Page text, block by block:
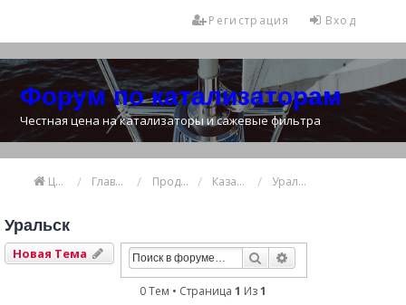
Вход
Регистрация
Форум по катализаторам
Честная цена на катализаторы и сажевые фильтра
Цена катализатора Главная Продажа и покупка катализаторов Казахстан Уральск
Уральск
Новая Тема Поиск
0 Тем • Страница 1 Из1